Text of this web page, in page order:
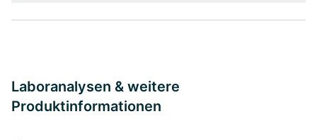
Laboranalysen & weitere
Produktinformationen